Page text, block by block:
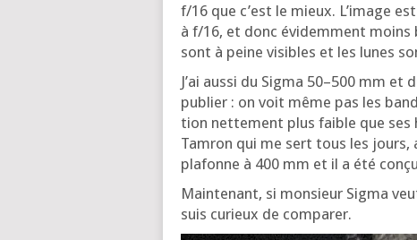
f/16 que c’est le mieux. L’i­mage
à f/16, et donc évi­dem­ment moins
sont à peine visibles et les lunes
J’ai aus­si du Sig­ma 50–500 mm
publier : on voit même pas les
tion net­te­ment plus faible que ses
Tam­ron qui me sert tous les
pla­fonne à 400 mm et il a été
Main­te­nant, si mon­sieur Sig­ma
suis curieux de comparer.